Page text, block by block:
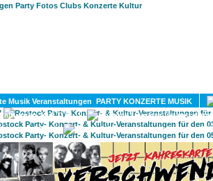
PARTY KONZERTE MUSIK
KULTUR
GAY